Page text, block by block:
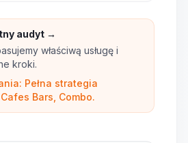
audyt →
właściwą usługę i
kroki.
Pełna strategia
Bars, Combo.